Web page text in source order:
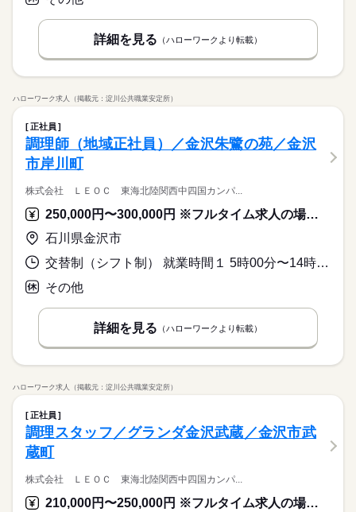
詳細を見る （ハローワークより転載）
ハローワーク求人（掲載元：淀川公共職業安定所）
正社員
調理師（地域正社員）／金沢朱鷺の苑／金沢
市岸川町
株式会社 ＬＥＯＣ 東海北陸関西中四国カンパ...
250,000円〜300,000円 ※フルタイム求人の場合は月額（換算額）、パート求人の場合は時間額を表示しています。
石川県金沢市
交替制（シフト制） 就業時間１ 5時00分〜14時00分 就業時間２ 10時00分〜19時00分
その他
詳細を見る （ハローワークより転載）
ハローワーク求人（掲載元：淀川公共職業安定所）
正社員
調理スタッフ／グランダ金沢武蔵／金沢市武
蔵町
株式会社 ＬＥＯＣ 東海北陸関西中四国カンパ...
210,000円〜250,000円 ※フルタイム求人の場合は月額（換算額）、パート求人の場合は時間額を表示しています。